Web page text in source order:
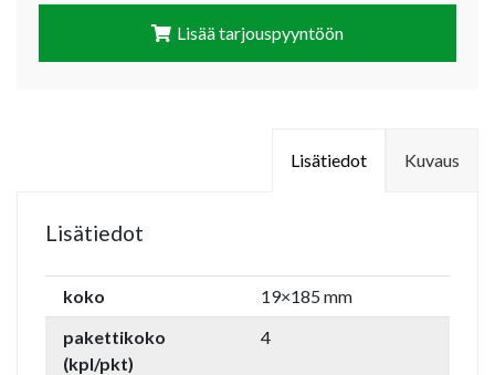
Lisää tarjouspyyntöön
Kuvaus
Lisätiedot
Lisätiedot
koko
19×185 mm
pakettikoko
(kpl/pkt)
4